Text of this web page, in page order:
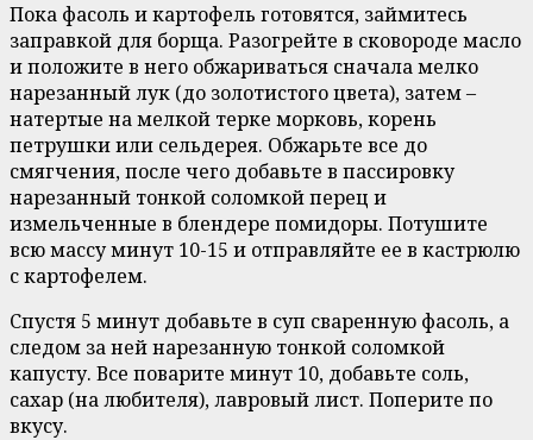
Пока фасоль и картофель готовятся, займитесь
заправкой для борща. Разогрейте в сковороде масло
и положите в него обжариваться сначала мелко
нарезанный лук (до золотистого цвета), затем –
натертые на мелкой терке морковь, корень
петрушки или сельдерея. Обжарьте все до
смягчения, после чего добавьте в пассировку
нарезанный тонкой соломкой перец и
измельченные в блендере помидоры. Потушите
всю массу минут 10-15 и отправляйте ее в кастрюлю
с картофелем.
Спустя 5 минут добавьте в суп сваренную фасоль, а
следом за ней нарезанную тонкой соломкой
капусту. Все поварите минут 10, добавьте соль,
сахар (на любителя), лавровый лист. Поперите по
вкусу.